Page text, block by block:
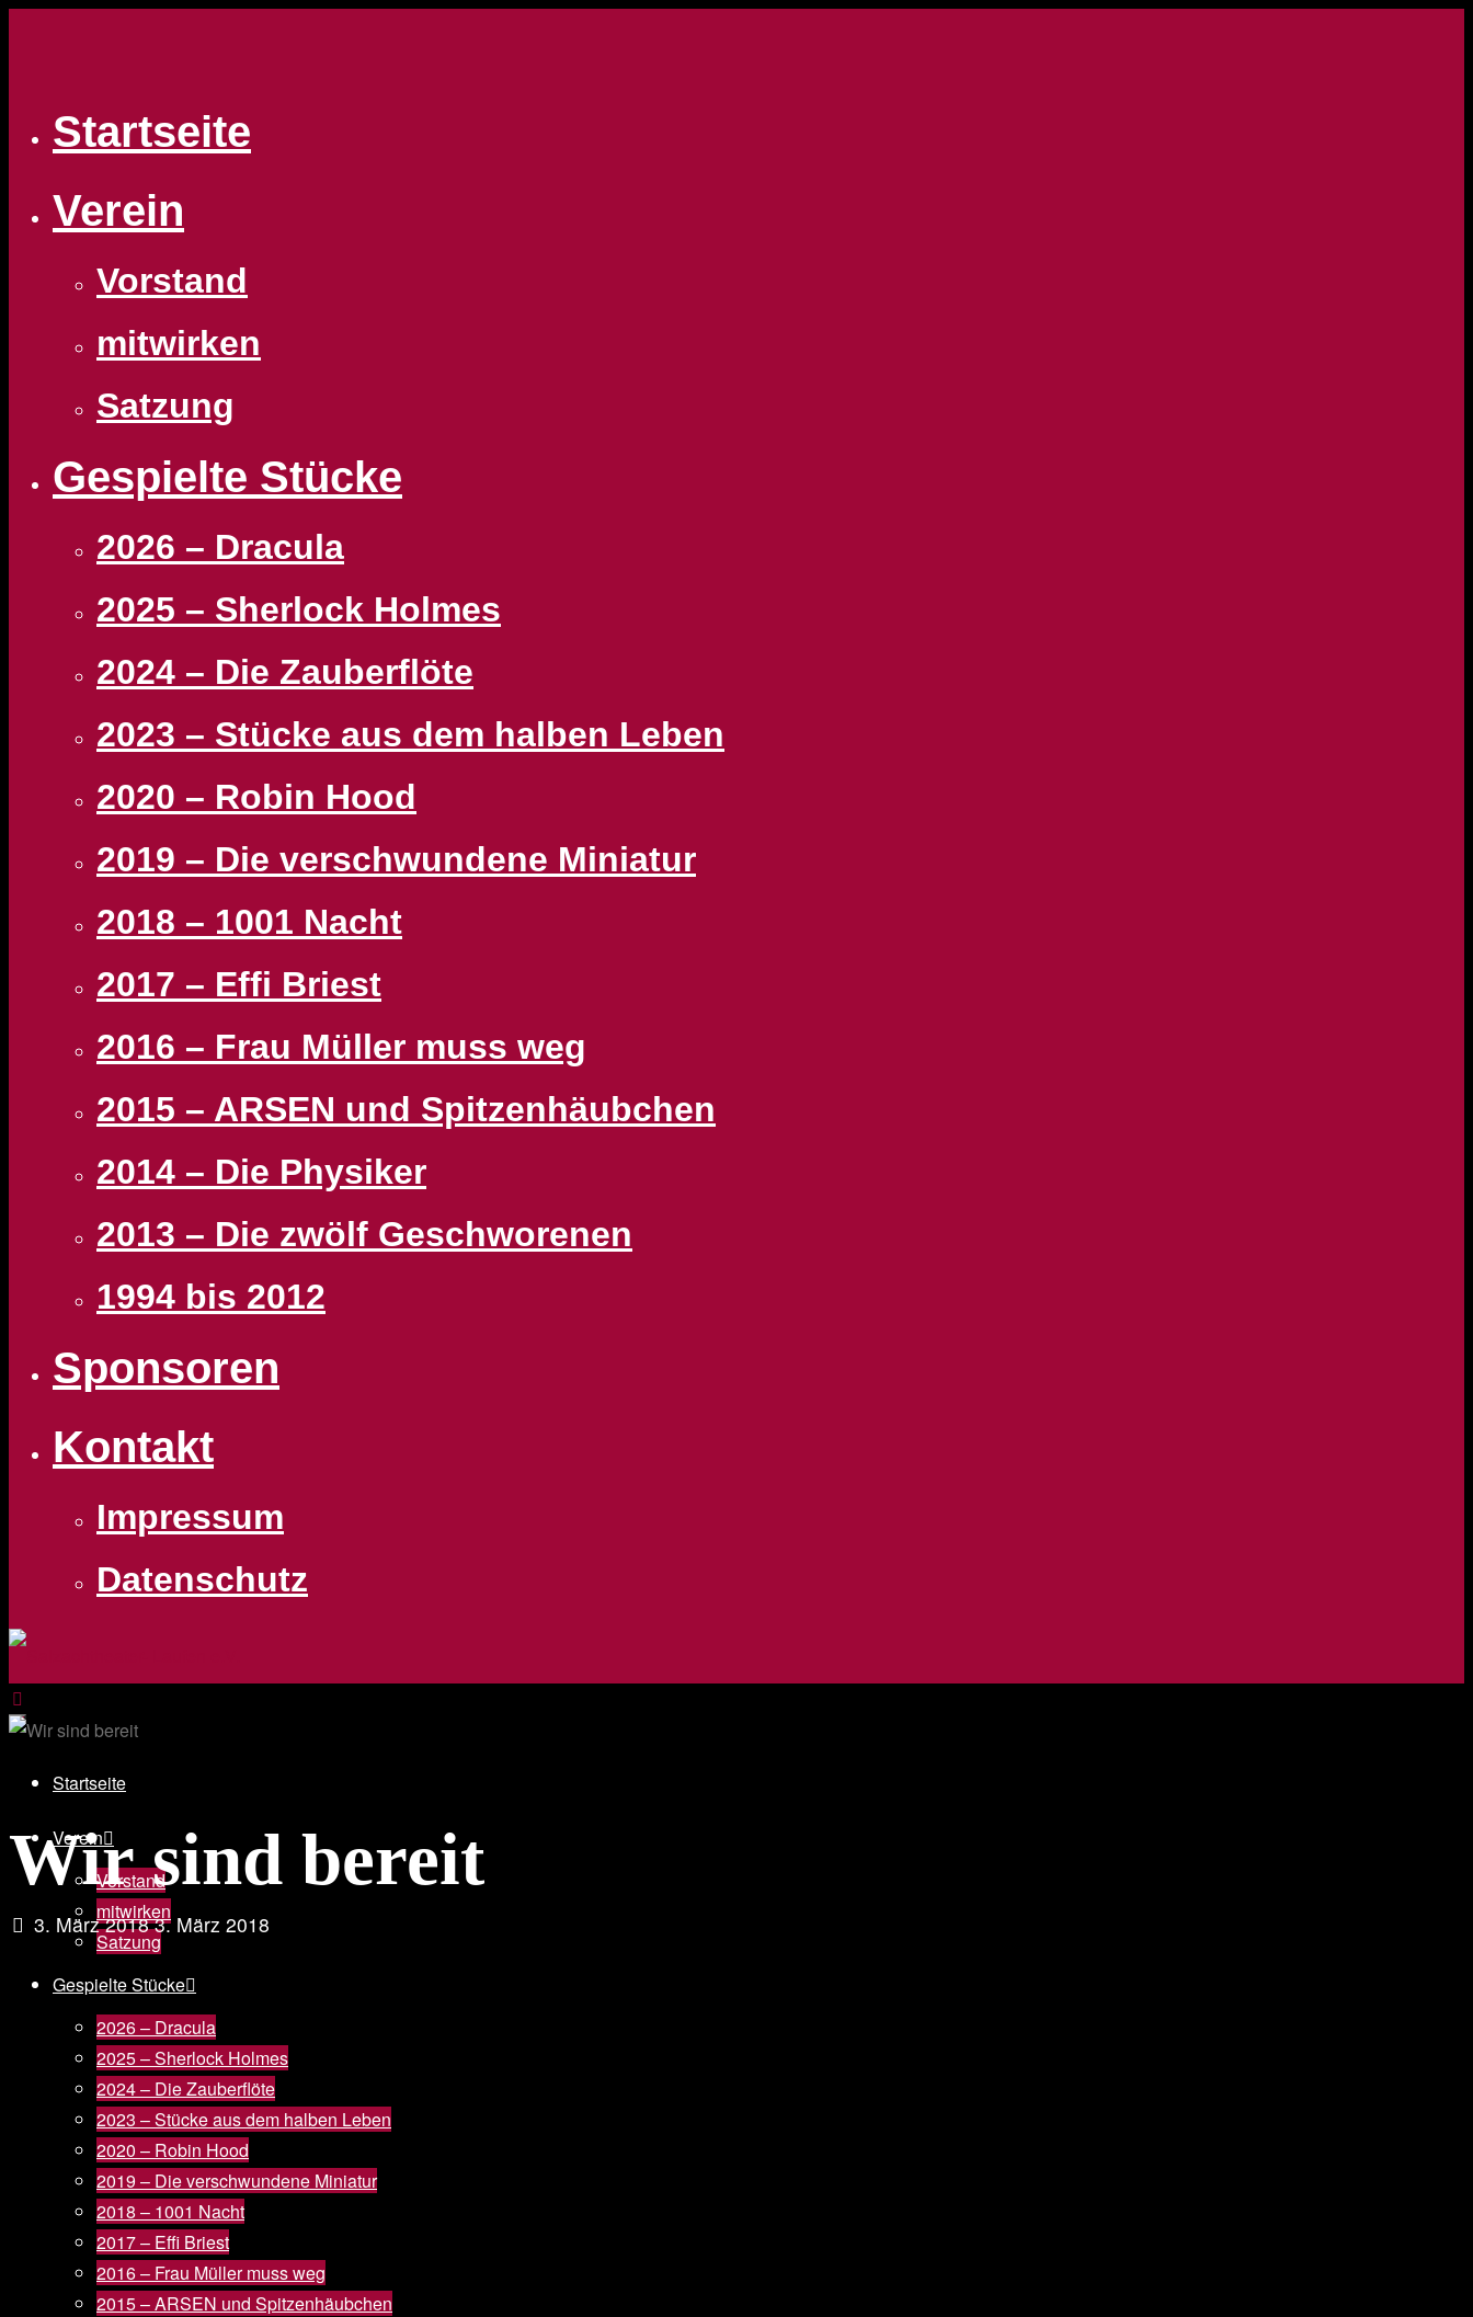
Startseite
Verein
Vorstand
mitwirken
Satzung
Gespielte Stücke
2026 – Dracula
2025 – Sherlock Holmes
2024 – Die Zauberflöte
2023 – Stücke aus dem halben Leben
2020 – Robin Hood
2019 – Die verschwundene Miniatur
2018 – 1001 Nacht
2017 – Effi Briest
2016 – Frau Müller muss weg
2015 – ARSEN und Spitzenhäubchen
2014 – Die Physiker
2013 – Die zwölf Geschworenen
1994 bis 2012
Sponsoren
Kontakt
Impressum
Datenschutz
Startseite
Verein
Vorstand
mitwirken
Satzung
Gespielte Stücke
2026 – Dracula
2025 – Sherlock Holmes
2024 – Die Zauberflöte
2023 – Stücke aus dem halben Leben
2020 – Robin Hood
2019 – Die verschwundene Miniatur
2018 – 1001 Nacht
2017 – Effi Briest
2016 – Frau Müller muss weg
2015 – ARSEN und Spitzenhäubchen
Wir sind bereit
3. März 20183. März 2018